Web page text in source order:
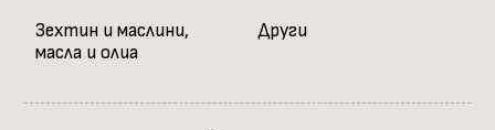
Зехтин и маслини,
масла и олиа
Други